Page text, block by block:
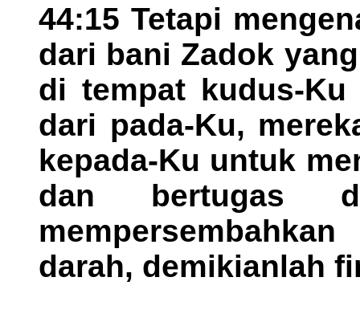
44:15 Tetapi
dari bani Zadok
di tempat kudus-
dari pada-Ku,
kepada-Ku untuk
dan bertugas
darah, demikianlah